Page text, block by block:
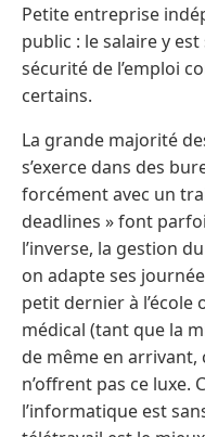
Petite entreprise
public : le salaire y
sécurité de l’emploi
certains.
La grande majorité
s’exerce dans des
forcément avec un
deadlines » font
l’inverse, la gestion
on adapte ses
petit dernier à l’école
médical (tant que la
de même en
n’offrent pas ce luxe.
l’informatique est